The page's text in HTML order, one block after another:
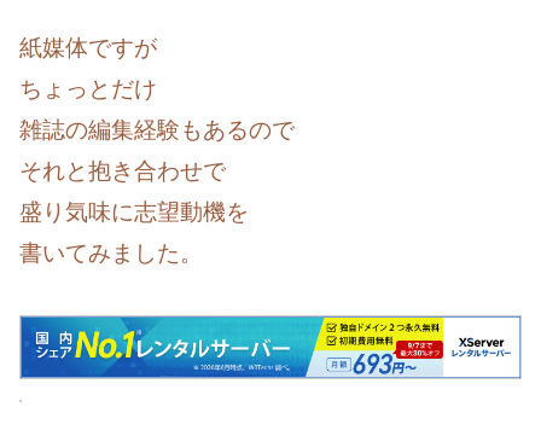
紙媒体ですが
ちょっとだけ
雑誌の編集経験もあるので
それと抱き合わせで
盛り気味に志望動機を
書いてみました。